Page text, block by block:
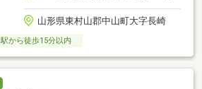
山形県東村山郡中山町大字長崎
駅から徒歩15分以内